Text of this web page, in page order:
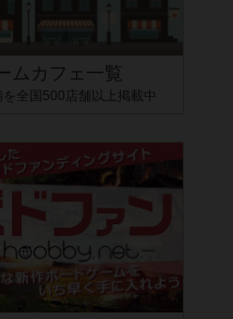
ムカフェ一覧
全国500店舗以上掲載中